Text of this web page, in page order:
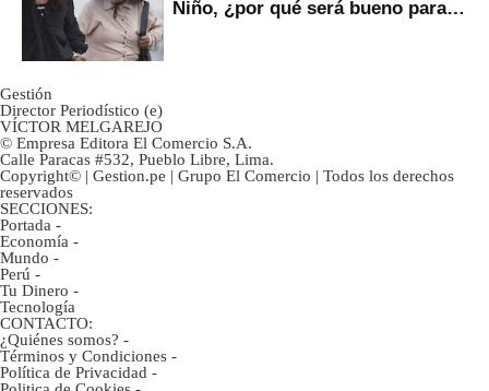
Niño, ¿por qué será bueno para
Gestión
Director Periodístico (e)
VÍCTOR MELGAREJO
© Empresa Editora El Comercio S.A.
Calle Paracas #532, Pueblo Libre, Lima.
Copyright© | Gestion.pe | Grupo El Comercio | Todos los derechos
reservados
SECCIONES:
Portada -
Economía -
Mundo -
Perú -
Tu Dinero -
Tecnología
CONTACTO:
¿Quiénes somos? -
Términos y Condiciones -
Política de Privacidad -